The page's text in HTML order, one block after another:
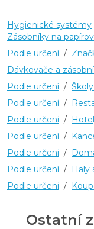
Hygienické systémy
Zásobníky na
Podle určení /
Dávkovače a
Podle určení /
Podle určení /
Podle určení /
Podle určení /
Podle určení /
Podle určení / Haly
Podle určení /
Ostatní